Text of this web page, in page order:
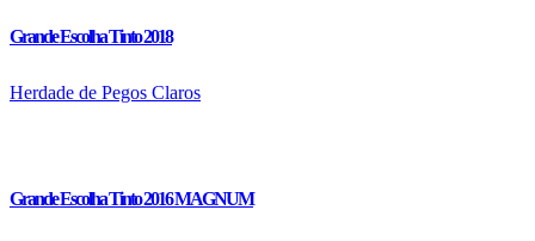
Grande Escolha Tinto 2018
Herdade de Pegos Claros
Grande Escolha Tinto 2016 MAGNUM